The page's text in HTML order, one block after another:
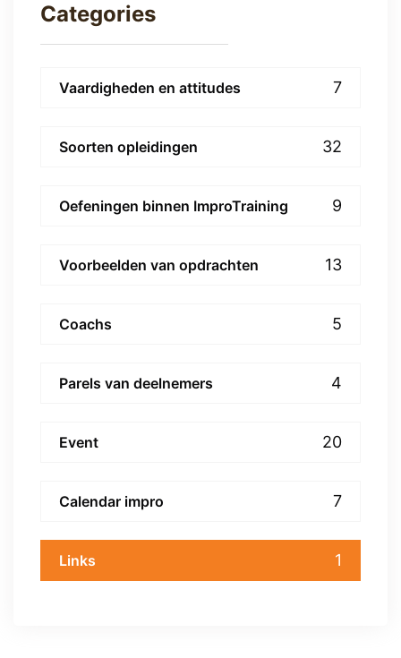
Categories
Vaardigheden en attitudes 7
Soorten opleidingen 32
Oefeningen binnen ImproTraining 9
Voorbeelden van opdrachten 13
Coachs 5
Parels van deelnemers 4
Event 20
Calendar impro 7
Links 1